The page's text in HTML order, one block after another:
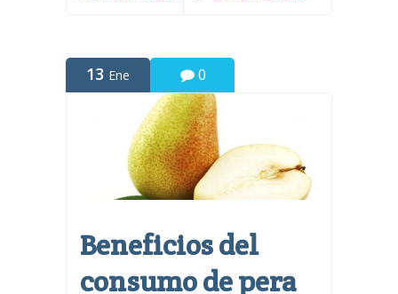
13 Ene 0
Beneficios del
consumo de pera